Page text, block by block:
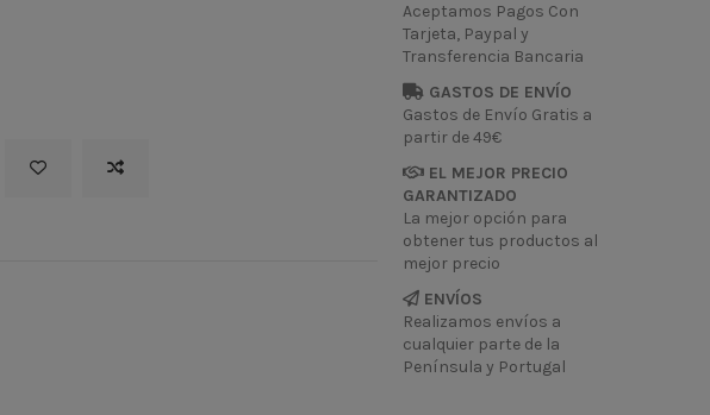
Aceptamos Pagos Con
Tarjeta, Paypal y
Transferencia Bancaria
GASTOS DE ENVÍO
Gastos de Envío Gratis a
partir de 49€
EL MEJOR PRECIO
GARANTIZADO
La mejor opción para
obtener tus productos al
mejor precio
ENVÍOS
Realizamos envíos a
cualquier parte de la
Península y Portugal